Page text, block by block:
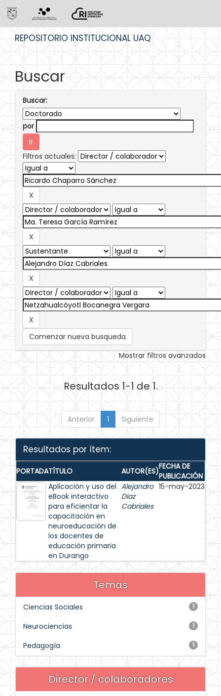
REPOSITORIO INSTITUCIONAL UAQ
Buscar
Buscar:
por
Filtros actuales:
Comenzar nueva busqueda
Mostrar filtros avanzados
Resultados 1-1 de 1.
Anterior 1 Siguiente
Resultados por ítem:
PORTADATÍTULO AUTOR(ES)FECHA DE
PUBLICACIÓN
Aplicación y uso del
eBook interactivo
para eficientar la
capacitación en
neuroeducación de
los docentes de
educación primaria
en Durango
Alejandro
Díaz
Cabriales
15-may-2023
Temas
1
Ciencias Sociales
1
Neurociencias
1
Pedagogía
Director / colaboradores